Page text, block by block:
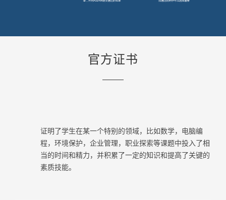
官方证书
证明了学生在某一个特别的领域，比如数学，电脑编
程，环境保护，企业管理，职业探索等课题中投入了相
当的时间和精力，并积累了一定的知识和提高了关键的
素质技能。